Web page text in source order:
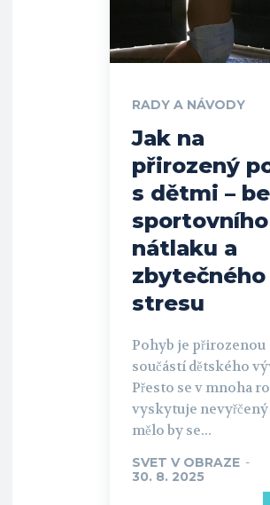
RADY A NÁVODY
Jak na
přirozený
s dětmi –
sportovního
nátlaku a
zbytečného
stresu
Pohyb je přirozenou
součástí dětského
Přesto se v mnoha
vyskytuje
mělo by se...
SVET V OBRAZE -
30. 8. 2025